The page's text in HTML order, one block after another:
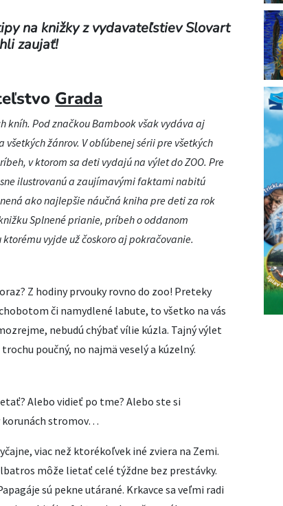
na knižky z vydavateľstiev Slovart
zaujať!
Grada
kníh. Pod značkou Bambook však vydáva aj
žánrov. V obľúbenej sérii pre všetkých
v ktorom sa deti vydajú na výlet do ZOO. Pre
ilustrovanú a zaujímavými faktami nabitú
ako najlepšie náučná kniha pre deti za rok
Splnené prianie, príbeh o oddanom
vyjde už čoskoro aj pokračovanie.
Z hodiny prvouky rovno do zoo! Preteky
či namydlené labute, to všetko na vás
nebudú chýbať vílie kúzla. Tajný výlet
poučný, no najmä veselý a kúzelný.
Alebo vidieť po tme? Alebo ste si
korunách stromov…
viac než ktorékoľvek iné zviera na Zemi.
môže lietať celé týždne bez prestávky.
sú pekne utárané. Krkavce sa veľmi radi